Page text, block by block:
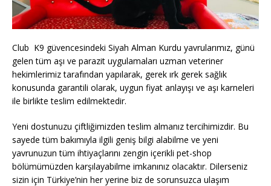
Club K9 güvencesindeki Siyah Alman Kurdu yavrularımız, günü
gelen tüm aşı ve parazit uygulamaları uzman veteriner
hekimlerimiz tarafından yapılarak, gerek ırk gerek sağlık
konusunda garantili olarak, uygun fiyat anlayışı ve aşı karneleri
ile birlikte teslim edilmektedir.
Yeni dostunuzu çiftliğimizden teslim almanız tercihimizdir. Bu
sayede tüm bakımıyla ilgili geniş bilgi alabilme ve yeni
yavrunuzun tüm ihtiyaçlarını zengin içerikli pet-shop
bölümümüzden karşılayabilme imkanınız olacaktır. Dilerseniz
sizin için Türkiye’nin her yerine biz de sorunsuzca ulaşım